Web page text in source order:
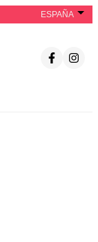
ESPAÑA